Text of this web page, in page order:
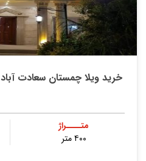
خرید ویلا چمستان سعادت آباد ۴ خواب تریبلکس سند دار
متــــراژ
۴۰۰ متر